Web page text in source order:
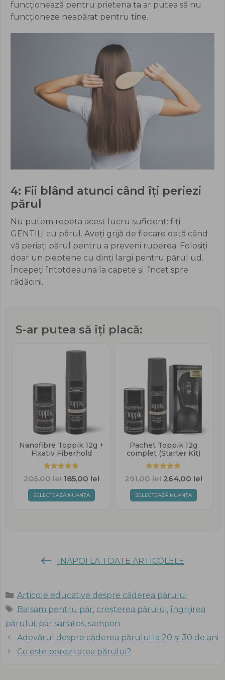
funcționează pentru prietena ta ar putea să nu
funcționeze neapărat pentru tine.
4: Fii blând atunci când îți periezi
părul
Nu putem repeta acest lucru suficient: fiți
GENTILI cu părul. Aveți grijă de fiecare dată când
vă periați părul pentru a preveni ruperea. Folosiți
doar un pieptene cu dinți largi pentru părul ud.
Începeți întotdeauna la capete și încet spre
rădăcini.
S-ar putea să îți placă:
Nanofibre Toppik 12g +
Fixativ Fiberhold
4.88
out of
5
205,00lei Prețul
inițial
a
185,00 lei
SELECTEAZĂ NUANȚA
Pachet Toppik 12g
complet (Starter Kit)
4.98
out of
5
291,00lei Prețul
inițial
a
264,00 lei
SELECTEAZĂ NUANȚA
INAPOI LA TOATE ARTICOLELE
Categorii
Articole educative despre căderea părului
Etichete
Balsam pentru păr, creșterea părului, îngrijirea
părului, par sanatos, sampon
Adevărul despre căderea părului la 20 și 30 de ani
Ce este porozitatea părului?